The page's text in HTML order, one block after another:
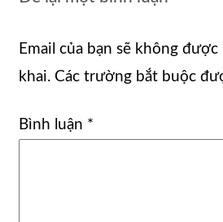
Email của bạn sẽ không
khai. Các trường bắt buộc
Bình luận *